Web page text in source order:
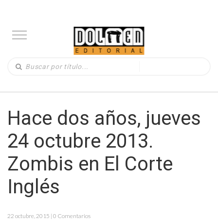
Hace dos años, jueves
24 octubre 2013.
Zombis en El Corte
Inglés
22 octubre, 2015 | 0 Comentarios